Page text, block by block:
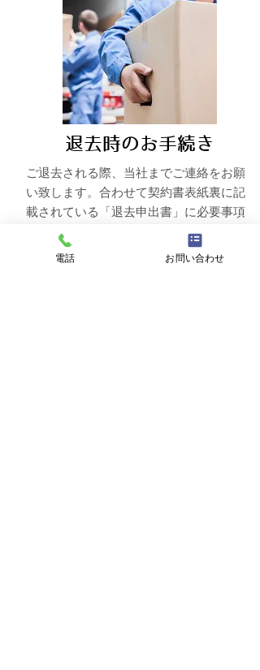
退去時のお手続き
ご退去される際、当社までご連絡をお願
い致します。合わせて契約書表紙裏に記
載されている「退去申出書」に必要事項
を記載の上、
お手数ですが当社までお送
り下さいますよう
お願い致します。
電話 お問い合わせ